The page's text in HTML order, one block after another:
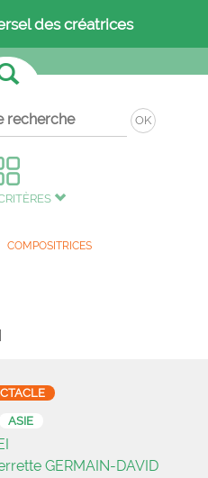
des créatrices
OK
COMPOSITRICES
ASIE
GERMAIN-DAVID